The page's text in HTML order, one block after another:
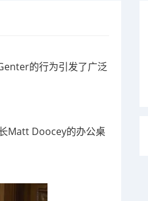
的行为引发了广泛
Matt Doocey的办公桌